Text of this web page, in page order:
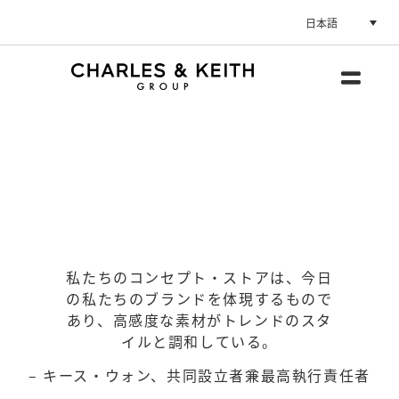
日本語
私たちのコンセプト・ストアは、今日
の私たちのブランドを体現するもので
あり、高感度な素材がトレンドのスタ
イルと調和している。
– キース・ウォン、共同設立者兼最高執行責任者